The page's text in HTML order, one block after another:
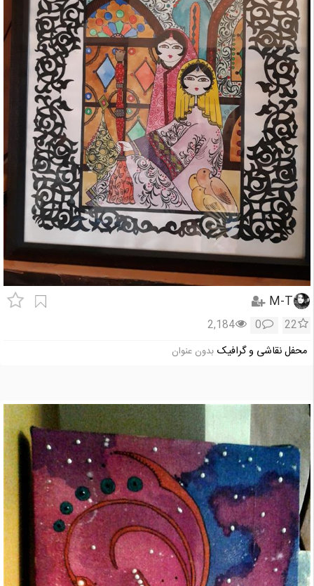
M-T
22
0
2,184
محفل نقاشی و گرافیک بدون عنوان